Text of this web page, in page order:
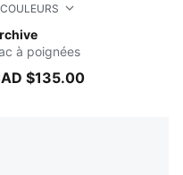
COULEURS
Green
à poignées
$135.00